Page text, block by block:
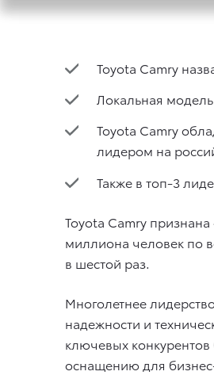
Toyota Camry
Локальная
Toyota Camry
лидером на
Также в топ-3
Toyota Camry
миллиона человек по
в шестой раз.
Многолетнее
надежности и
ключевых
оснащению для